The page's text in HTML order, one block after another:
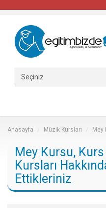
Anasayfa Müzik Kursları Mey
Mey Kursu,
Kursları
Ettikleriniz